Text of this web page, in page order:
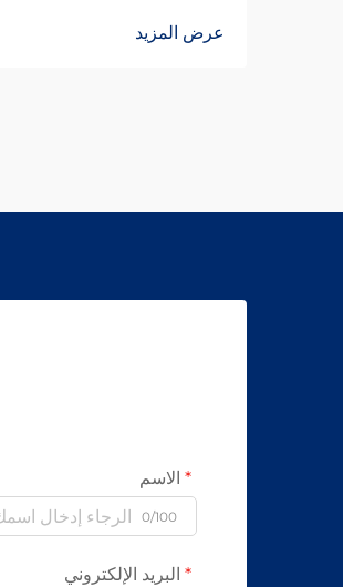
عرض المزيد
الاسم
0/100
البريد الإلكتروني